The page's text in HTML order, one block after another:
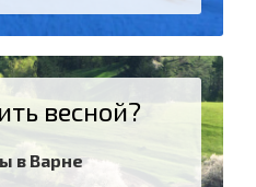
весной?
в Варне